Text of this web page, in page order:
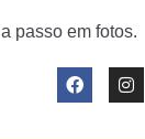
passo em fotos.